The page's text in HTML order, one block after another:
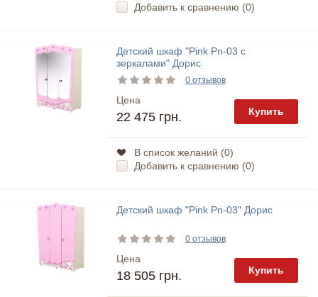
Добавить к сравнению (0)
Детский шкаф "Pink Pn-03 с
зеркалами" Дорис
0 отзывов
Цена
22 475 грн. Купить
В список желаний (0)
Добавить к сравнению (0)
Детский шкаф "Pink Pn-03" Дорис
0 отзывов
Цена
18 505 грн. Купить